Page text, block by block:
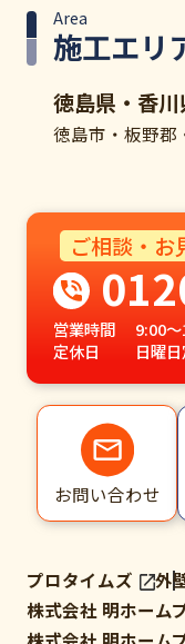
施工エリ
Area
徳島県・香川
徳島市・板野郡
ご相談・お
営業時間
9:00
定休日
日曜
お問い合わせ
プロタイムズ
外
株式会社 明ホーム